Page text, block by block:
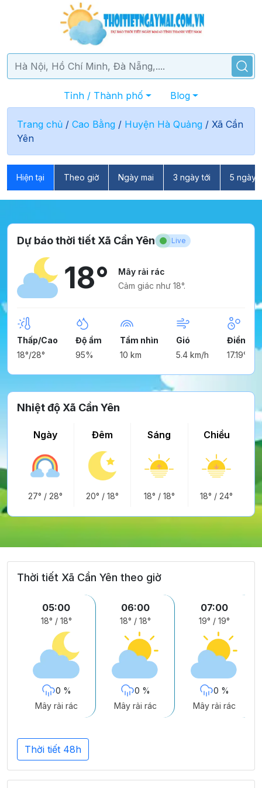
Tỉnh / Thành phố Blog
Trang chủ / Cao Bằng / Huyện Hà Quảng / Xã Cần
Yên
Hiện tại Theo giờ Ngày mai 3 ngày tới 5 ngày
Dự báo thời tiết Xã Cần Yên Live
18°
Mây rải rác
Cảm giác như 18°.
Thấp/Cao
18°/28°
Độ ẩm
95%
Tầm nhìn
10 km
Gió
5.4 km/h
Điểm
17.19°
Nhiệt độ Xã Cần Yên
Ngày
27° / 28°
Đêm
20° / 18°
Sáng
18° / 18°
Chiều
18° /24°
Thời tiết Xã Cần Yên theo giờ
05:00
18° / 18°
0 %
Mây rải rác
06:00
18° / 18°
0 %
Mây rải rác
07:00
19° / 19°
0 %
Mây rải rác
Thời tiết 48h